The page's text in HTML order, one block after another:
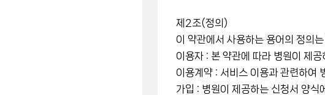
제2조(정의)
이 약관에서 사용하는 용어의 정의
이용자 : 본 약관에 따라 병원이 제
이용계약 : 서비스 이용과 관련하여
가입 : 병원이 제공하는 신청서 양